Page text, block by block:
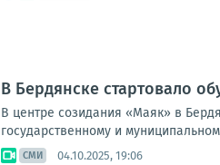
В Бердянске стартовало
В центре созидания «Маяк» в
государственному и
СМИ 04.10.2025, 19:06